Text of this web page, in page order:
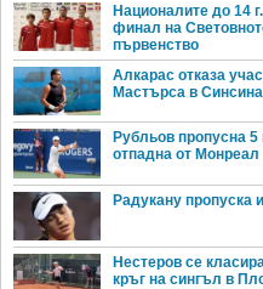
Националите до 14
финал на
първенство
Алкарас отказа
Мастърса в
Рубльов пропусна
отпадна от Монреал
Радукану пропуска
Нестеров се
кръг на сингъл в